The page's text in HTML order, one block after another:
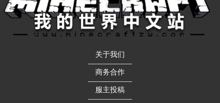
关于我们
——————
商务合作
——————
服主投稿
——————